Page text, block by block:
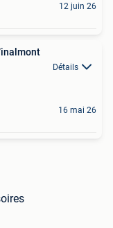
12 juin 26
Détails
16 mai 26